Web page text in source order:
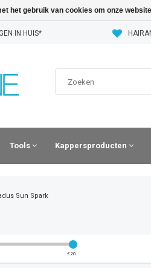
IN HUIS*
Tools Kappersproducten
Sun Spark
€ 20
het gebruik van cookies om onze